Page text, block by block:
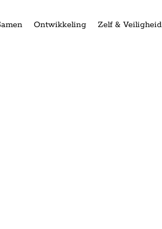
Ontwikkeling Zelf & Veiligheid